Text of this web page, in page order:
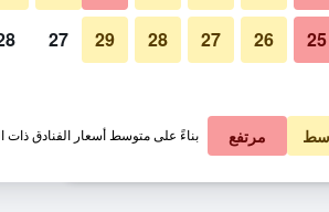
﷼ عرض الصفقة 25
26
27
28
29
27
مرتفع بناءً على متوسط أسعار الفنادق ذات